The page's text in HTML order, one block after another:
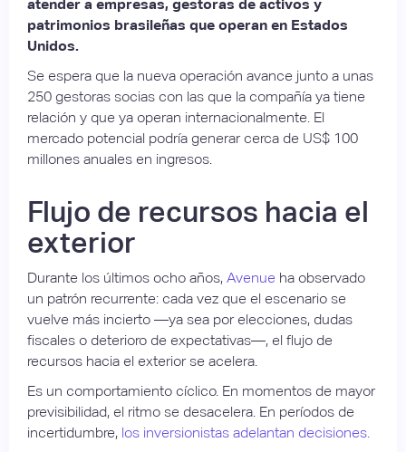
atender a empresas, gestoras de activos y
patrimonios brasileñas que operan en Estados
Unidos.
Se espera que la nueva operación avance junto a unas
250 gestoras socias con las que la compañía ya tiene
relación y que ya operan internacionalmente. El
mercado potencial podría generar cerca de US$ 100
millones anuales en ingresos.
Flujo de recursos hacia el
exterior
Durante los últimos ocho años, Avenue ha observado
un patrón recurrente: cada vez que el escenario se
vuelve más incierto —ya sea por elecciones, dudas
fiscales o deterioro de expectativas—, el flujo de
recursos hacia el exterior se acelera.
Es un comportamiento cíclico. En momentos de mayor
previsibilidad, el ritmo se desacelera. En períodos de
incertidumbre, los inversionistas adelantan decisiones.